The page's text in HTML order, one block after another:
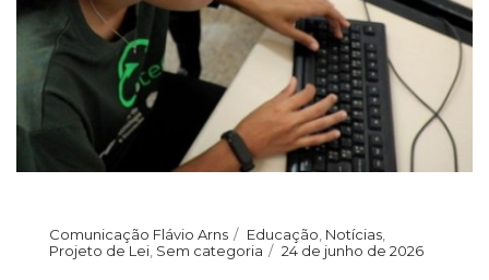
Comunicação Flávio Arns Educação Notícias
Projeto de Lei Sem categoria 24 de junho de 2026